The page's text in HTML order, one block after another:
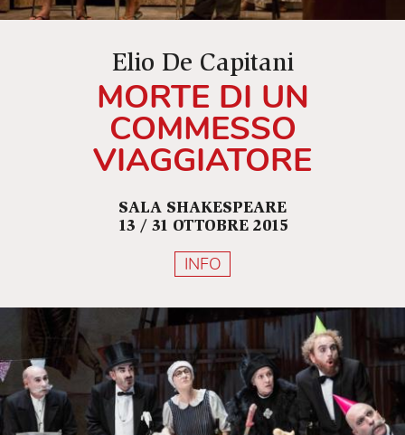
Elio De Capitani
MORTE DI UN
COMMESSO
VIAGGIATORE
SALA SHAKESPEARE
13 / 31 OTTOBRE 2015
INFO